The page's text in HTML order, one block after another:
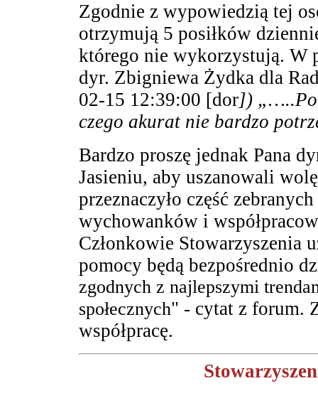
Zgodnie z wypowiedzią tej
otrzymują 5 posiłków
którego nie wykorzystują. W
dyr. Zbigniewa Żydka dla
02-15 12:39:00 [dor])
czego akurat nie bardzo
Bardzo proszę jednak Pana
Jasieniu, aby uszanowali
przeznaczyło część
wychowanków i
Członkowie Stowarzyszenia
pomocy będą bezpośrednio
zgodnych z najlepszymi
społecznych" - cytat z forum.
współpracę.
S